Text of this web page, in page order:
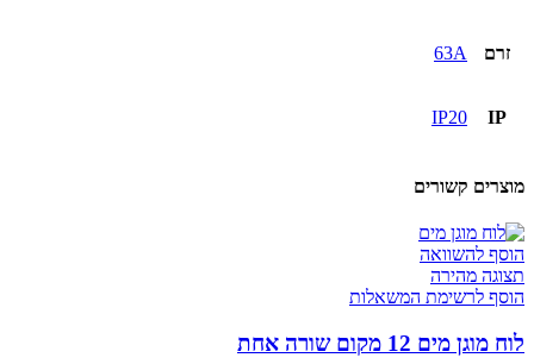
זרם 63A
IP
IP20
מוצרים קשורים
הוסף להשוואה
תצוגה מהירה
הוסף לרשימת המשאלות
לוח מוגן מים 12 מקום שורה אחת